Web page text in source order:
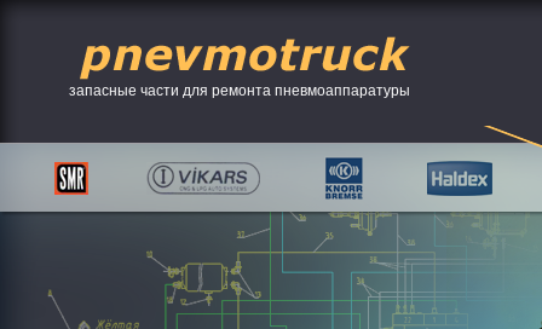
запасные части для ремонта пневмоаппаратуры